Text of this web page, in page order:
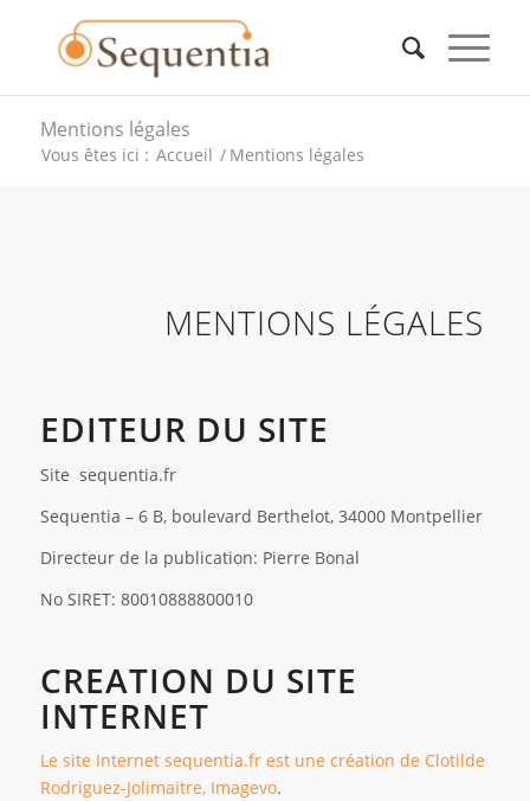
Mentions légales
Vous êtes ici : Accueil / Mentions légales
MENTIONS LÉGALES
EDITEUR DU SITE
Site sequentia.fr
Sequentia – 6 B, boulevard Berthelot, 34000 Montpellier
Directeur de la publication: Pierre Bonal
No SIRET: 80010888800010
CREATION DU SITE
INTERNET
Le site Internet sequentia.fr est une création de Clotilde
Rodriguez-Jolimaitre, Imagevo.